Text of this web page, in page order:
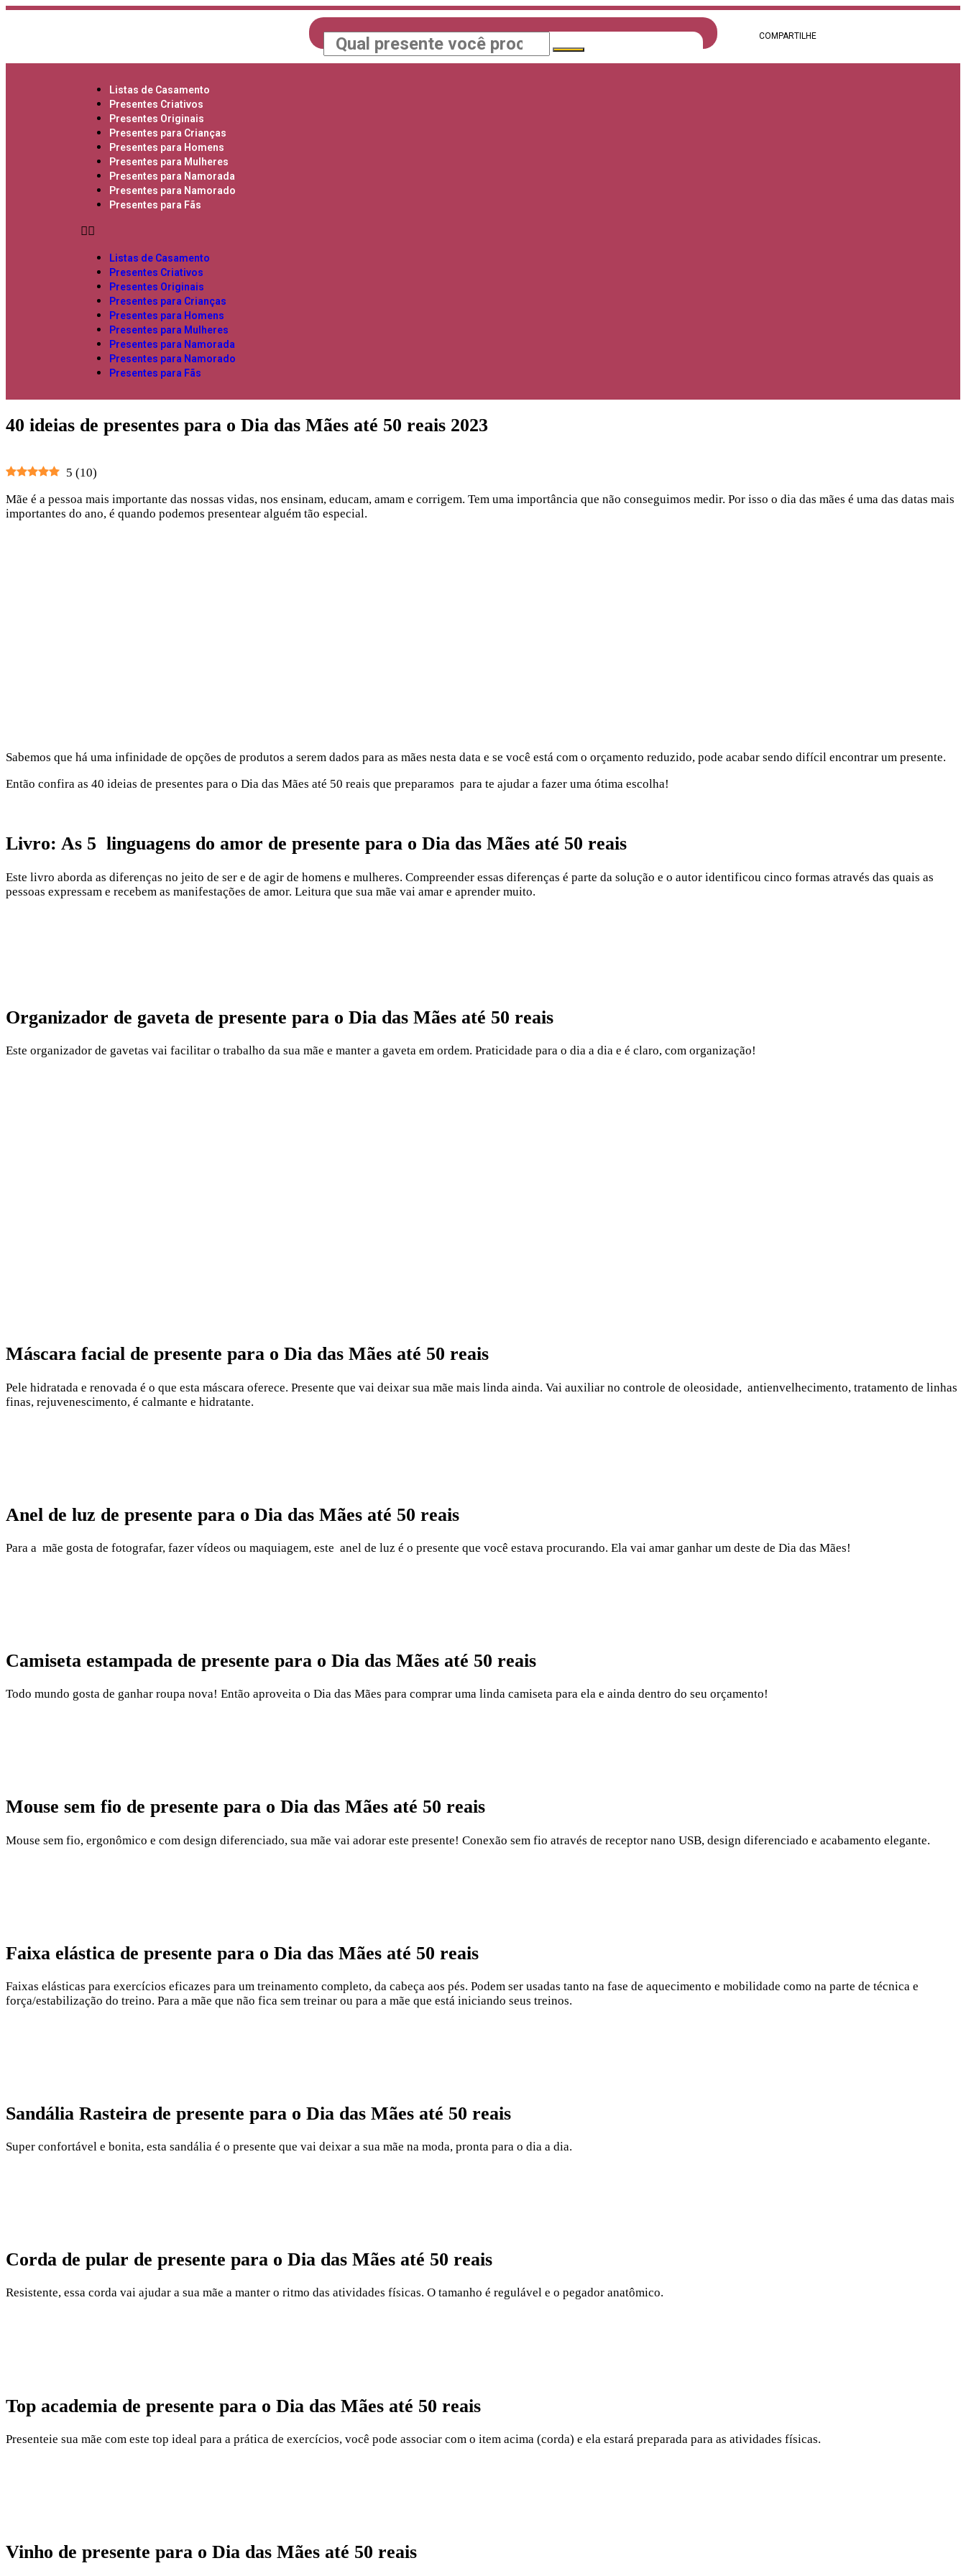
COMPARTILHE
Listas de Casamento
Presentes Criativos
Presentes Originais
Presentes para Crianças
Presentes para Homens
Presentes para Mulheres
Presentes para Namorada
Presentes para Namorado
Presentes para Fãs
Listas de Casamento
Presentes Criativos
Presentes Originais
Presentes para Crianças
Presentes para Homens
Presentes para Mulheres
Presentes para Namorada
Presentes para Namorado
Presentes para Fãs
40 ideias de presentes para o Dia das Mães até 50 reais 2023
5 (10)
Mãe é a pessoa mais importante das nossas vidas, nos ensinam, educam, amam e corrigem. Tem uma importância que não conseguimos medir. Por isso o dia das mães é uma das datas mais
importantes do ano, é quando podemos presentear alguém tão especial.
Sabemos que há uma infinidade de opções de produtos a serem dados para as mães nesta data e se você está com o orçamento reduzido, pode acabar sendo difícil encontrar um presente.
Então confira as 40 ideias de presentes para o Dia das Mães até 50 reais que preparamos para te ajudar a fazer uma ótima escolha!
Livro: As 5 linguagens do amor de presente para o Dia das Mães até 50 reais
Este livro aborda as diferenças no jeito de ser e de agir de homens e mulheres. Compreender essas diferenças é parte da solução e o autor identificou cinco formas através das quais as
pessoas expressam e recebem as manifestações de amor. Leitura que sua mãe vai amar e aprender muito.
Organizador de gaveta de presente para o Dia das Mães até 50 reais
Este organizador de gavetas vai facilitar o trabalho da sua mãe e manter a gaveta em ordem. Praticidade para o dia a dia e é claro, com organização!
Máscara facial de presente para o Dia das Mães até 50 reais
Pele hidratada e renovada é o que esta máscara oferece. Presente que vai deixar sua mãe mais linda ainda. Vai auxiliar no controle de oleosidade, antienvelhecimento, tratamento de linhas
finas, rejuvenescimento, é calmante e hidratante.
Anel de luz de presente para o Dia das Mães até 50 reais
Para a mãe gosta de fotografar, fazer vídeos ou maquiagem, este anel de luz é o presente que você estava procurando. Ela vai amar ganhar um deste de Dia das Mães!
Camiseta estampada de presente para o Dia das Mães até 50 reais
Todo mundo gosta de ganhar roupa nova! Então aproveita o Dia das Mães para comprar uma linda camiseta para ela e ainda dentro do seu orçamento!
Mouse sem fio de presente para o Dia das Mães até 50 reais
Mouse sem fio, ergonômico e com design diferenciado, sua mãe vai adorar este presente! Conexão sem fio através de receptor nano USB, design diferenciado e acabamento elegante.
Faixa elástica de presente para o Dia das Mães até 50 reais
Faixas elásticas para exercícios eficazes para um treinamento completo, da cabeça aos pés. Podem ser usadas tanto na fase de aquecimento e mobilidade como na parte de técnica e
força/estabilização do treino. Para a mãe que não fica sem treinar ou para a mãe que está iniciando seus treinos.
Sandália Rasteira de presente para o Dia das Mães até 50 reais
Super confortável e bonita, esta sandália é o presente que vai deixar a sua mãe na moda, pronta para o dia a dia.
Corda de pular de presente para o Dia das Mães até 50 reais
Resistente, essa corda vai ajudar a sua mãe a manter o ritmo das atividades físicas. O tamanho é regulável e o pegador anatômico.
Top academia de presente para o Dia das Mães até 50 reais
Presenteie sua mãe com este top ideal para a prática de exercícios, você pode associar com o item acima (corda) e ela estará preparada para as atividades físicas.
Vinho de presente para o Dia das Mães até 50 reais